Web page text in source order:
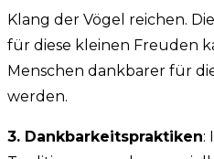
Klang der Vögel reichen.
für diese kleinen Freuden
Menschen dankbarer für
werden.
3. Dankbarkeitspraktiken: